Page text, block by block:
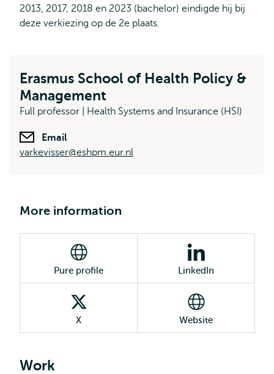
2013, 2017, 2018 en 2023 (bachelor) eindigde hij bij
deze verkiezing op de 2e plaats.
Erasmus School of Health Policy &
Management
Full professor | Health Systems and Insurance (HSI)
Email
varkevisser@eshpm.eur.nl
More information
Pure profile LinkedIn
X Website
Work